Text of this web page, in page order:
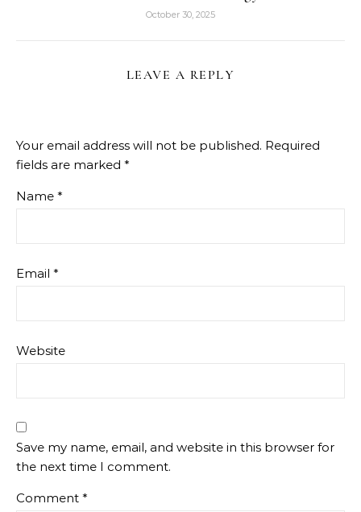
October 30, 2025
LEAVE A REPLY
Your email address will not be published. Required
fields are marked *
Name *
Email *
Website
Save my name, email, and website in this browser for
the next time I comment.
Comment *